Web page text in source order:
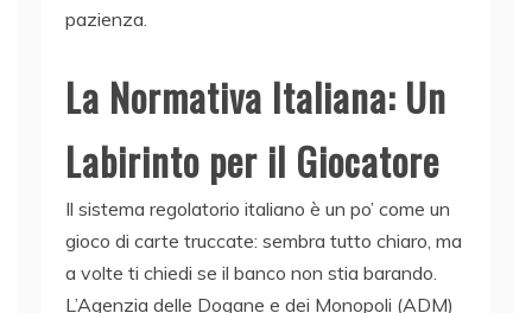
pazienza.
La Normativa Italiana: Un
Labirinto per il Giocatore
Il sistema regolatorio italiano è un po’ come un
gioco di carte truccate: sembra tutto chiaro, ma
a volte ti chiedi se il banco non stia barando.
L’Agenzia delle Dogane e dei Monopoli (ADM)